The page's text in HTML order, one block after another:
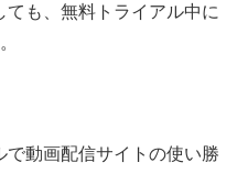
ても、無料トライアル中に
動画配信サイトの使い勝